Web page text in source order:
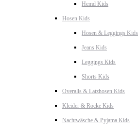
Hemd Kids
Hosen Kids
Hosen & Leggings Kids
Jeans Kids
Leggings Kids
Shorts Kids
Overalls & Latzhosen Kids
Kleider & Röcke Kids
Nachtwäsche & Pyjama Kids